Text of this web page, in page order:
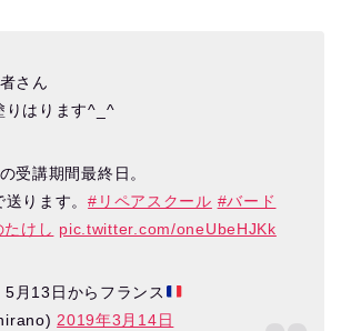
さん
りはります^_^
受講期間最終日。
送ります。#リペアスクール #バード
けし pic.twitter.com/oneUbeHJKk
月13日からフランス
2019年3月14日